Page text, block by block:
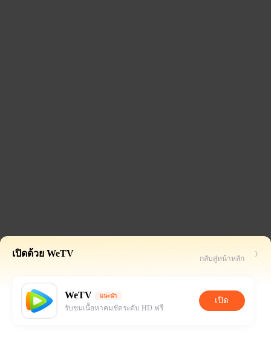
เปิดด้วย WeTV กลับสู่หน้าหลัก
WeTV แนะนำ
รับชมเนื้อหาคมชัดระดับ HD ฟรี
เปิด